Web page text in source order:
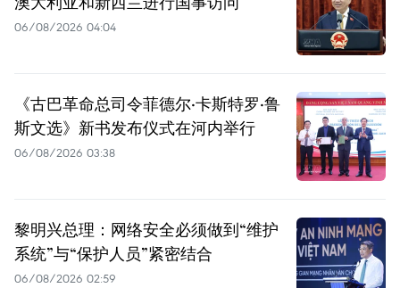
06/08/2026 04:04
《古巴革命总司令菲德尔·卡斯特罗·鲁
斯文选》新书发布仪式在河内举行
06/08/2026 03:38
黎明兴总理：网络安全必须做到“维护
系统”与“保护人员”紧密结合
06/08/2026 02:59